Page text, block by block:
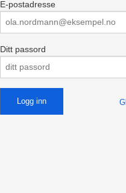
E-postadresse
Ditt passord